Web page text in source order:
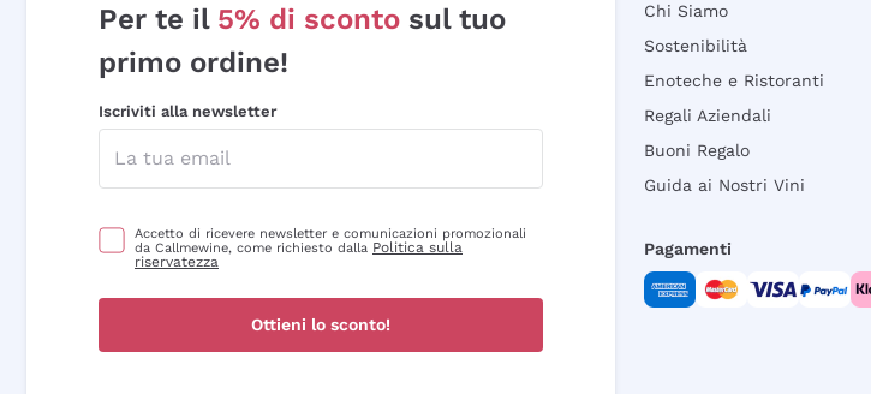
Per te il 5% di sconto sul tuo
primo ordine!
Iscriviti alla newsletter
Accetto di ricevere newsletter e comunicazioni promozionali
da Callmewine, come richiesto dalla Politica sulla
riservatezza
Ottieni lo sconto!
Chi Siamo
Sostenibilità
Enoteche e Ristoranti
Regali Aziendali
Buoni Regalo
Guida ai Nostri Vini
Pagamenti